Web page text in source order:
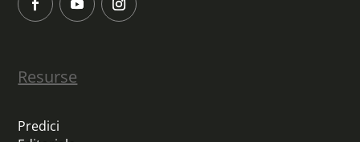
Resurse
Predici